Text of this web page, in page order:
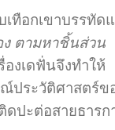
ทือกเขาบรรทัด
ง ตามหาชิ้นส่วน
งเดฟั่นจึงทำให้
ประวัติศาสตร์ข
ดปะต่อสายธารก